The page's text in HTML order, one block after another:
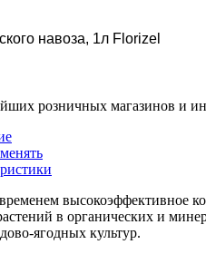
навоза, 1л Florizel
розничных магазинов и
высокоэффективное
в органических и
ягодных культур.